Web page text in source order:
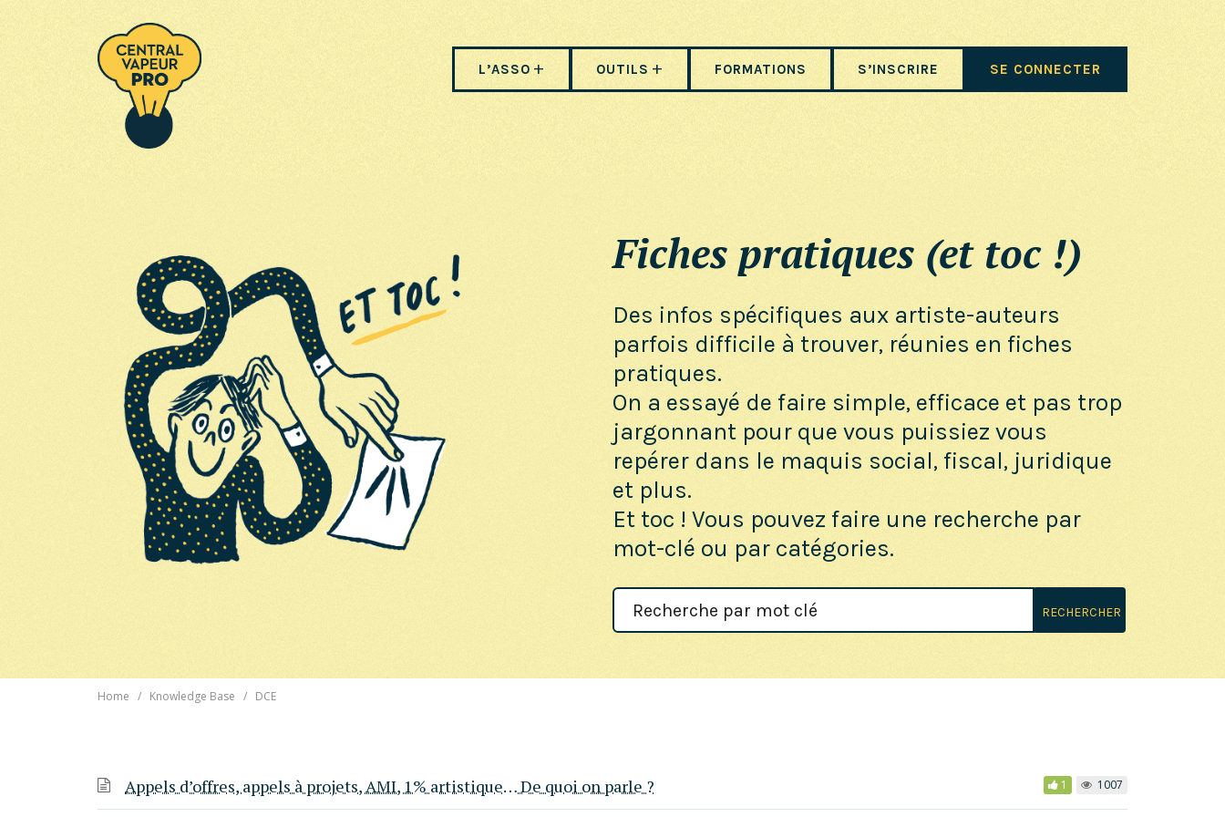
L’ASSO OUTILS FORMATIONS S’INSCRIRE SE CONNECTER
Fiches pratiques (et toc !)
Des infos spécifiques aux artiste-auteurs
parfois difficile à trouver, réunies en fiches
pratiques.
On a essayé de faire simple, efficace et pas trop
jargonnant pour que vous puissiez vous
repérer dans le maquis social, fiscal, juridique
et plus.
Et toc ! Vous pouvez faire une recherche par
mot-clé ou par catégories.
For
RECHERCHER
Home Knowledge Base DCE
Appels d’offres, appels à projets, AMI, 1% artistique… De quoi on parle ? 1 1007